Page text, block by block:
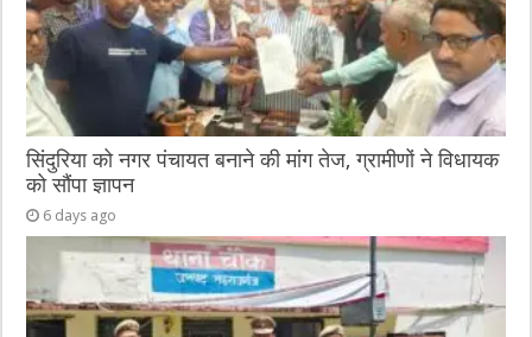
सिंदुरिया को नगर पंचायत बनाने की मांग तेज, ग्रामीणों ने विधायक
को सौंपा ज्ञापन
6 days ago